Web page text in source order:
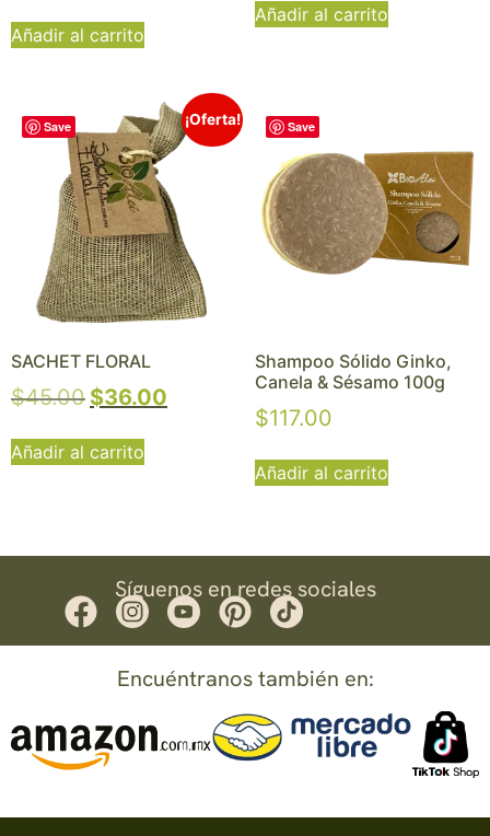
Añadir al carrito
Añadir al carrito
Save ¡Oferta!
SACHET FLORAL
$45.00 $36.00
Añadir al carrito
Save
Shampoo Sólido Ginko,
Canela & Sésamo 100g
$117.00
Añadir al carrito
Síguenos en redes sociales
Encuéntranos también en: